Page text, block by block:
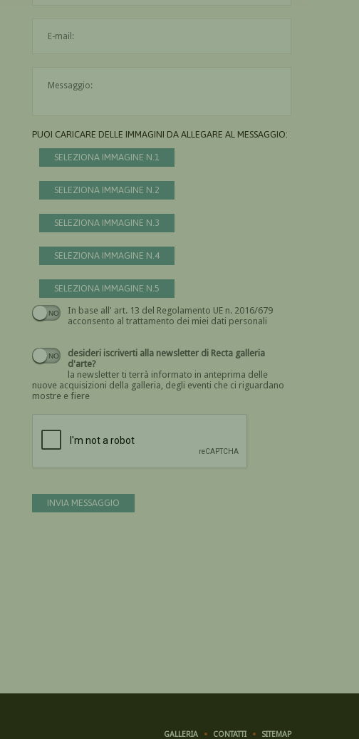
PUOI CARICARE DELLE IMMAGINI DA ALLEGARE AL MESSAGGIO:
SELEZIONA IMMAGINE N.1
SELEZIONA IMMAGINE N.2
SELEZIONA IMMAGINE N.3
SELEZIONA IMMAGINE N.4
SELEZIONA IMMAGINE N.5
In base all' art. 13 del Regolamento UE n. 2016/679
acconsento al trattamento dei miei dati personali
Devi dare il consenso
desideri iscriverti alla newsletter di Recta galleria
d'arte?
la newsletter ti terrà informato in anteprima delle
nuove acquisizioni della galleria, degli eventi che ci riguardano
mostre e fiere
INVIA MESSAGGIO
GALLERIA CONTATTI SITEMAP